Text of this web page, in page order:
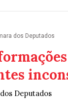
dos Deputados
Deputados